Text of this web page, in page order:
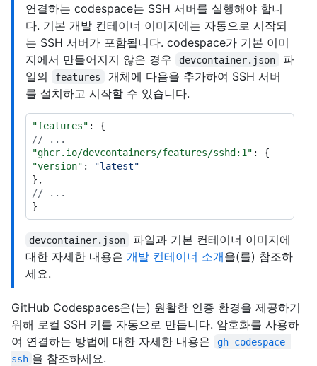
연결하는 codespace는 SSH 서버를 실행해야 합니
다. 기본 개발 컨테이너 이미지에는 자동으로 시작되
는 SSH 서버가 포함됩니다. codespace가 기본 이미
지에서 만들어지지 않은 경우
devcontainer.json
파
일의
features
개체에 다음을 추가하여 SSH 서버
를 설치하고 시작할 수 있습니다.
"features" :
{
// ...
"ghcr.io/devcontainers/features/sshd:1" :
{
"version" :
"latest"
} ,
// ...
}
devcontainer.json
파일과 기본 컨테이너 이미지에
대한 자세한 내용은 개발 컨테이너 소개을(를) 참조하
세요.
GitHub Codespaces은(는) 원활한 인증 환경을 제공하기
위해 로컬 SSH 키를 자동으로 만듭니다. 암호화를 사용하
여 연결하는 방법에 대한 자세한 내용은
gh codespace
ssh 을 참조하세요.